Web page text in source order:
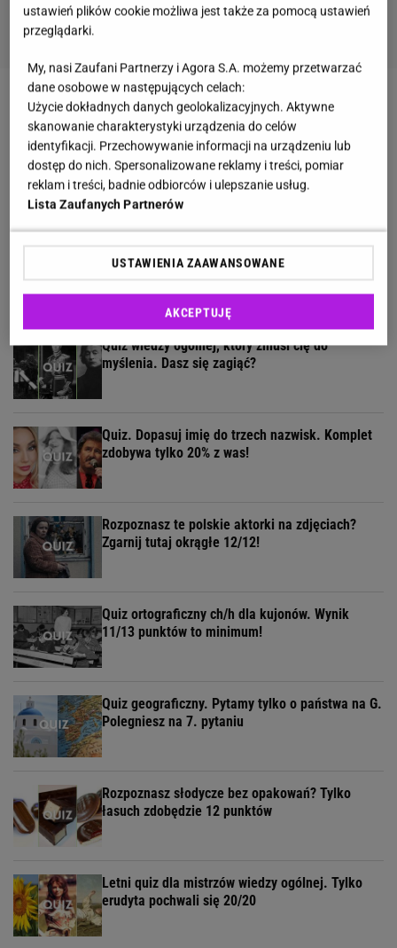
Jesteś mieszczuchem? Nie masz szans w
naszym quizie wiedzy o wsi!
11 pytań o największe polskie miasta.
Wykształceni zgarną komplet
Zadamy Ci 12 pytań ze zdjęciami, każde z innej
kategorii. Podołasz?
Quiz wiedzy ogólnej, który zmusi cię do
myślenia. Dasz się zagiąć?
Quiz. Dopasuj imię do trzech nazwisk. Komplet
zdobywa tylko 20% z was!
Rozpoznasz te polskie aktorki na zdjęciach?
Zgarnij tutaj okrągłe 12/12!
Quiz ortograficzny ch/h dla kujonów. Wynik
11/13 punktów to minimum!
Quiz geograficzny. Pytamy tylko o państwa na G.
Polegniesz na 7. pytaniu
Rozpoznasz słodycze bez opakowań? Tylko
łasuch zdobędzie 12 punktów
Letni quiz dla mistrzów wiedzy ogólnej. Tylko
erudyta pochwali się 20/20
ustawień plików cookie możliwa jest także za pomocą ustawień
przeglądarki.
My, nasi Zaufani Partnerzy i Agora S.A. możemy przetwarzać
dane osobowe w następujących celach:
Użycie dokładnych danych geolokalizacyjnych. Aktywne
skanowanie charakterystyki urządzenia do celów
identyfikacji. Przechowywanie informacji na urządzeniu lub
dostęp do nich. Spersonalizowane reklamy i treści, pomiar
reklam i treści, badnie odbiorców i ulepszanie usług.
Lista Zaufanych Partnerów
USTAWIENIA ZAAWANSOWANE
AKCEPTUJĘ